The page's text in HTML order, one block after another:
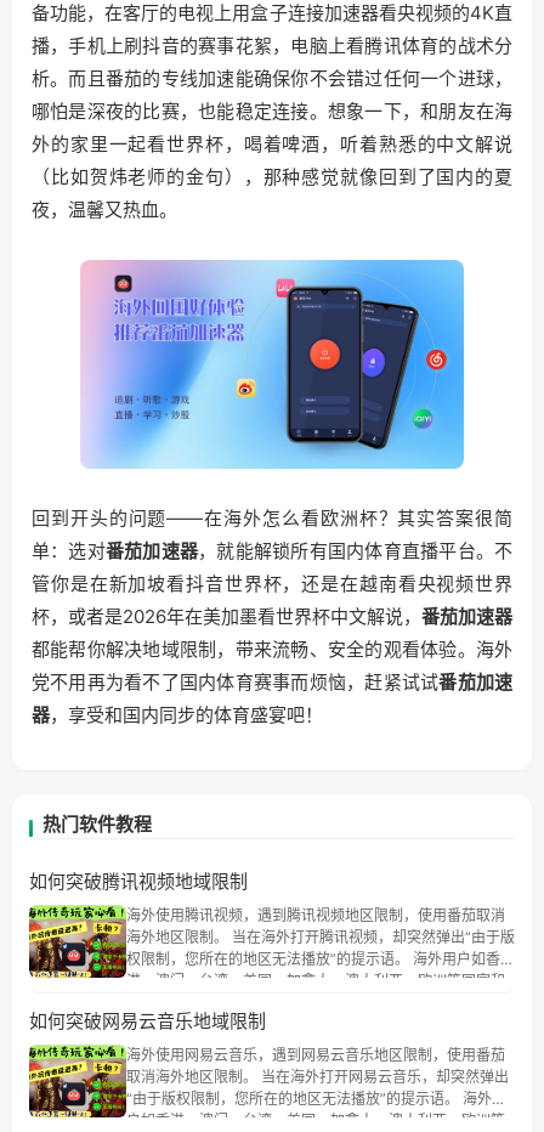
备功能，在客厅的电视上用盒子连接加速器看央视频的4K直
播，手机上刷抖音的赛事花絮，电脑上看腾讯体育的战术分
析。而且番茄的专线加速能确保你不会错过任何一个进球，
哪怕是深夜的比赛，也能稳定连接。想象一下，和朋友在海
外的家里一起看世界杯，喝着啤酒，听着熟悉的中文解说
（比如贺炜老师的金句），那种感觉就像回到了国内的夏
夜，温馨又热血。
回到开头的问题——在海外怎么看欧洲杯？其实答案很简
单：选对番茄加速器，就能解锁所有国内体育直播平台。不
管你是在新加坡看抖音世界杯，还是在越南看央视频世界
杯，或者是2026年在美加墨看世界杯中文解说， 番茄加速器
都能帮你解决地域限制，带来流畅、安全的观看体验。海外
党不用再为看不了国内体育赛事而烦恼，赶紧试试番茄加速
器，享受和国内同步的体育盛宴吧！
热门软件教程
如何突破腾讯视频地域限制
海外使用腾讯视频，遇到腾讯视频地区限制，使用番茄取消
海外地区限制。 当在海外打开腾讯视频，却突然弹出“由于版
权限制，您所在的地区无法播放”的提示语。 海外用户如香
港、澳门、台湾、美国、加拿大、澳大利亚、欧洲等国家和
权限制问题，且仅能在中国大陆地区播放。 遇到这个问题的
朋友们，使用番茄回国加速器，即可解决「海外用户收听腾
讯视频地区版权限制」的问题，无论人在香港、澳门、台
湾、美国、加拿大、澳大利亚、欧洲等国家和地区工作、留
学、定居等，都可以使用，不再因地区和版权限制所困扰。
如何突破网易云音乐地域限制
海外使用网易云音乐，遇到网易云音乐地区限制，使用番茄
取消海外地区限制。 当在海外打开网易云音乐，却突然弹出
“由于版权限制，您所在的地区无法播放”的提示语。 海外用
户如香港、澳门、台湾、美国、加拿大、澳大利亚、欧洲等